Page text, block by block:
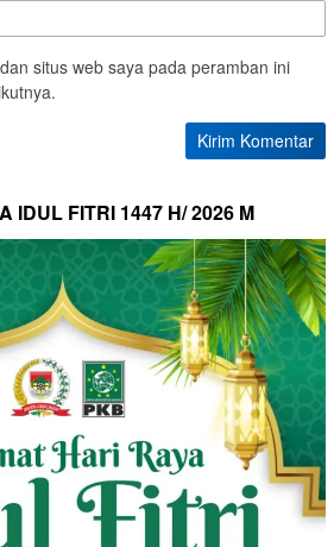
situs web saya pada peramban ini
IDUL FITRI 1447 H/ 2026 M